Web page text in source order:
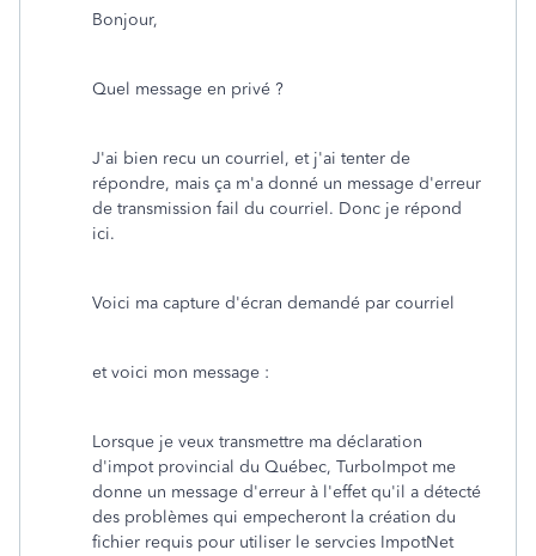
Bonjour,
Quel message en privé ?
J'ai bien recu un courriel, et j'ai tenter de
répondre, mais ça m'a donné un message d'erreur
de transmission fail du courriel. Donc je répond
ici.
Voici ma capture d'écran demandé par courriel
et voici mon message :
Lorsque je veux transmettre ma déclaration
d'impot provincial du Québec, TurboImpot me
donne un message d'erreur à l'effet qu'il a détecté
des problèmes qui empecheront la création du
fichier requis pour utiliser le servcies ImpotNet